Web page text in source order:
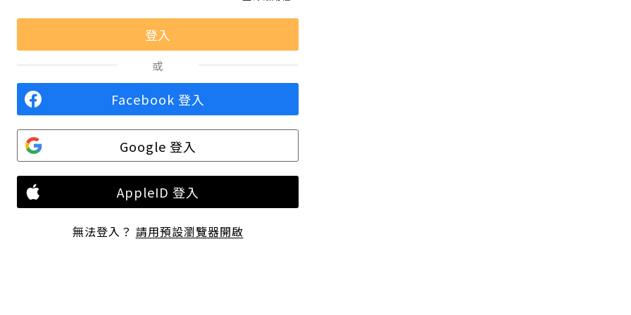
或
Facebook 登入
Google 登入
AppleID 登入
無法登入？ 請用預設瀏覽器開啟